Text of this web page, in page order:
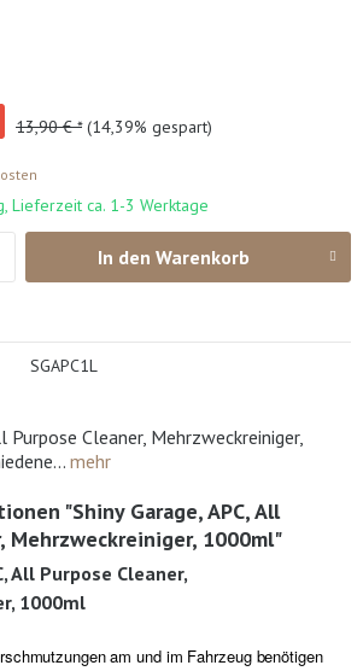
13,90 € * (14,39% gespart)
Lieferzeit ca. 1-3 Werktage
In den Warenkorb
SGAPC1L
Purpose Cleaner, Mehrzweckreiniger,
mehr
"Shiny Garage, APC, All
Mehrzweckreiniger, 1000ml"
All Purpose Cleaner,
1000ml
am und im Fahrzeug benötigen